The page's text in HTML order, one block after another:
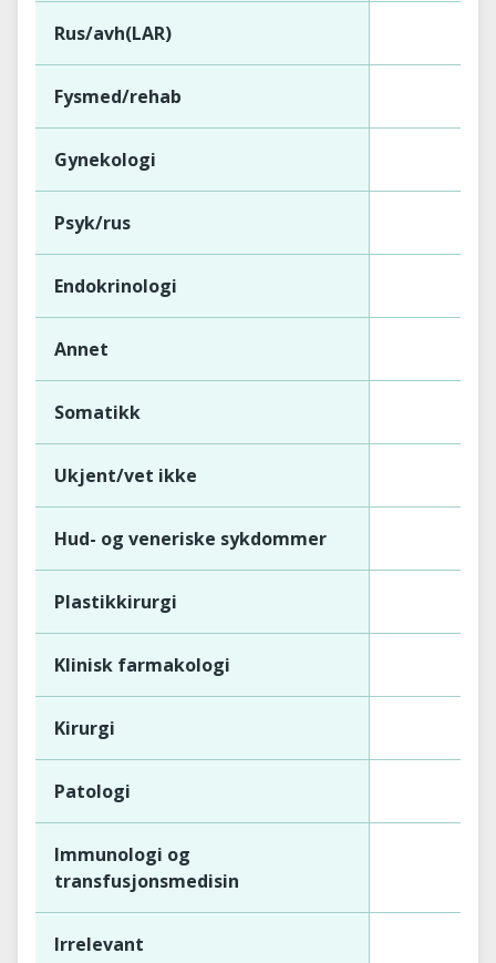
Rus/avh(LAR)
Fysmed/rehab
Gynekologi
Psyk/rus
Endokrinologi
Annet
Somatikk
Ukjent/vet ikke
Hud- og veneriske sykdommer
Plastikkirurgi
Klinisk farmakologi
Kirurgi
Patologi
Immunologi og
transfusjonsmedisin
Irrelevant